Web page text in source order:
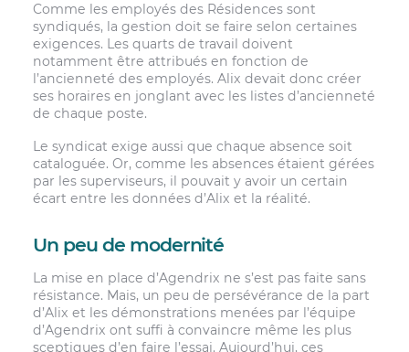
Comme les employés des Résidences sont
syndiqués, la gestion doit se faire selon certaines
exigences. Les quarts de travail doivent
notamment être attribués en fonction de
l’ancienneté des employés. Alix devait donc créer
ses horaires en jonglant avec les listes d’ancienneté
de chaque poste.
Le syndicat exige aussi que chaque absence soit
cataloguée. Or, comme les absences étaient gérées
par les superviseurs, il pouvait y avoir un certain
écart entre les données d’Alix et la réalité.
Un peu de modernité
La mise en place d’Agendrix ne s’est pas faite sans
résistance. Mais, un peu de persévérance de la part
d’Alix et les démonstrations menées par l’équipe
d’Agendrix ont suffi à convaincre même les plus
sceptiques d’en faire l’essai. Aujourd’hui, ces